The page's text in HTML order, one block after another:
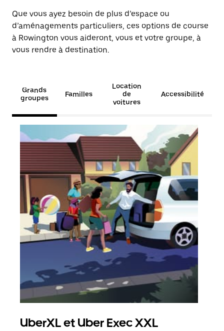
Que vous ayez besoin de plus d’espace ou
d’aménagements particuliers, ces options de course
à Rowington vous aideront, vous et votre groupe, à
vous rendre à destination.
Grands
groupes
Familles
Location
de
voitures
Accessibilité
UberXL et Uber Exec XXL